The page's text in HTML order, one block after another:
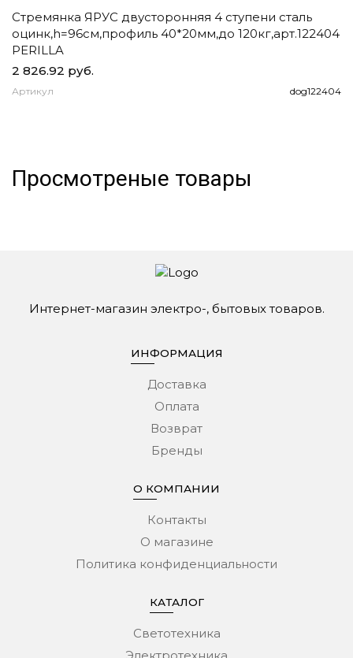
Стремянка ЯРУС двусторонняя 4 ступени сталь
оцинк,h=96см,профиль 40*20мм,до 120кг,арт.122404
PERILLA
2 826.92 руб.
Артикул dog122404
Просмотреные товары
Интернет-магазин электро-, бытовых товаров.
ИНФОРМАЦИЯ
Доставка
Оплата
Возврат
Бренды
О КОМПАНИИ
Контакты
О магазине
Политика конфиденциальности
КАТАЛОГ
Светотехника